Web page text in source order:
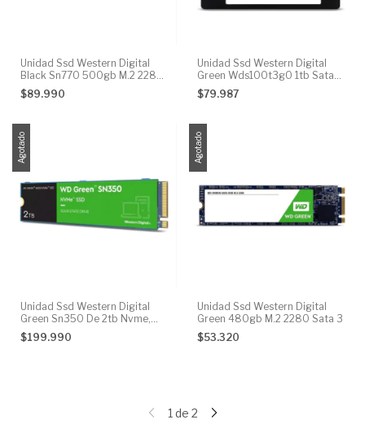
Unidad Ssd Western Digital
Black Sn770 500gb M.2 2280
Pcie 4
$89.990
Unidad Ssd Western Digital
Green Wds100t3g0 1tb Sata
Ssd 2,5
$79.987
Agotado
Unidad Ssd Western Digital
Green Sn350 De 2tb Nvme,
M.2 2280
$199.990
Agotado
Unidad Ssd Western Digital
Green 480gb M.2 2280 Sata 3
$53.320
1 de 2